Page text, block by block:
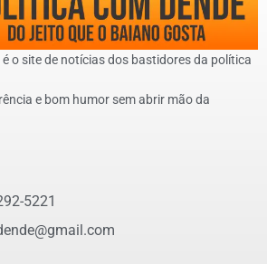
é o site de notícias dos bastidores da política
e bom humor sem abrir mão da
5221